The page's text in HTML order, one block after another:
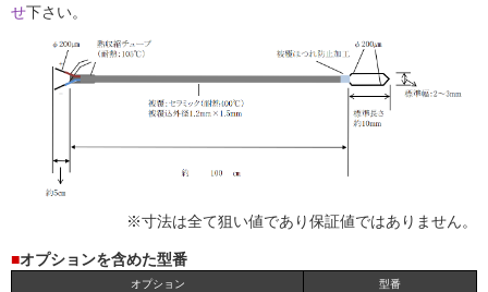
せ下さい。
※寸法は全て狙い値であり保証値ではありません。
■オプションを含めた型番
オプション 型番